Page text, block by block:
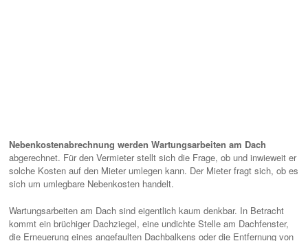
Nebenkostenabrechnung werden Wartungsarbeiten am Dach
abgerechnet. Für den Vermieter stellt sich die Frage, ob und inwieweit er
solche Kosten auf den Mieter umlegen kann. Der Mieter fragt sich, ob es
sich um umlegbare Nebenkosten handelt.
Wartungsarbeiten am Dach sind eigentlich kaum denkbar. In Betracht
kommt ein brüchiger Dachziegel, eine undichte Stelle am Dachfenster,
die Erneuerung eines angefaulten Dachbalkens oder die Entfernung von